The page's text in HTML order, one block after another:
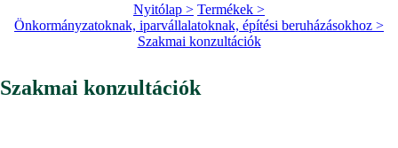
Nyitólap > Termékek >
Önkormányzatoknak, iparvállalatoknak, építési beruházásokhoz >
Szakmai konzultációk
Szakmai konzultációk